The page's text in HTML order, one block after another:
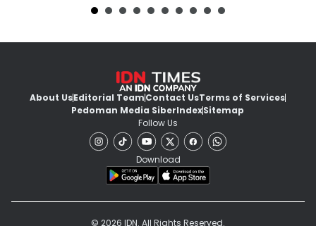
About UsEditorial TeamContact UsTerms of Services
Pedoman Media SiberIndexSitemap
Follow Us
Download
© 2026 IDN. All Rights Reserved.